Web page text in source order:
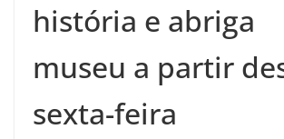
história e abriga
museu a partir
sexta-feira